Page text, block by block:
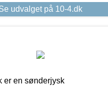
udvalget på 10-4.dk
er en sønderjysk